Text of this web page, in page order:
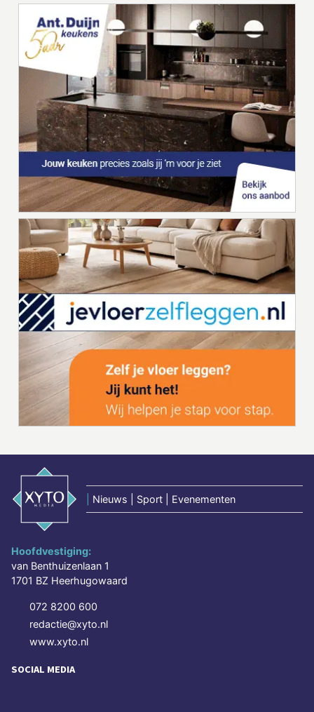
Nieuws | Sport | Evenementen
Hoofdvestiging:
van Benthuizenlaan 1
1701 BZ Heerhugowaard
072 8200 600
redactie@xyto.nl
www.xyto.nl
SOCIAL MEDIA